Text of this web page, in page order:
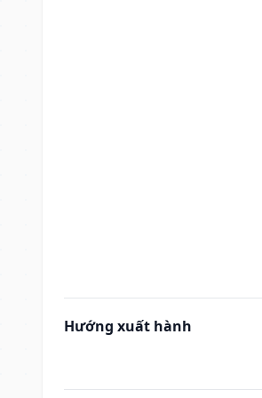
Hướng xuất hành